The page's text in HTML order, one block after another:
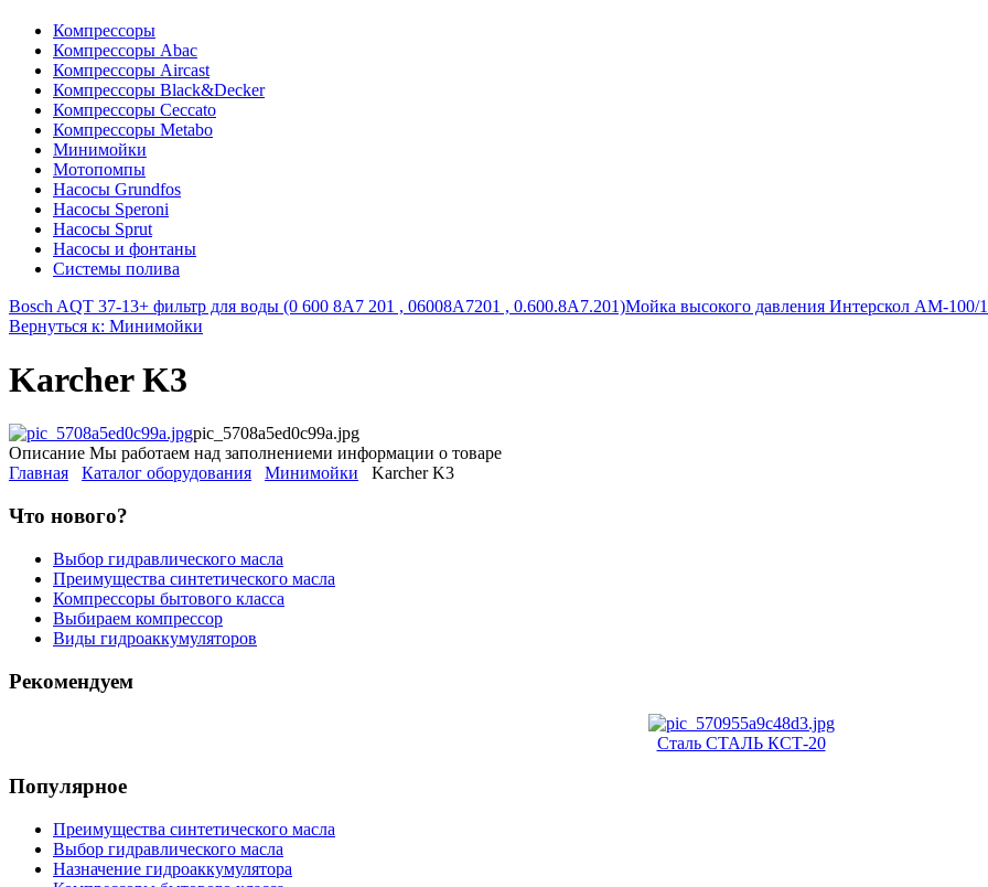
Компрессоры
Компрессоры Abac
Компрессоры Aircast
Компрессоры Black&Decker
Компрессоры Ceccato
Компрессоры Metabo
Минимойки
Мотопомпы
Насосы Grundfos
Насосы Speroni
Насосы Sprut
Насосы и фонтаны
Системы полива
Bosch AQT 37-13+ фильтр для воды (0 600 8A7 201 , 06008A7201 , 0.600.8A7.201)Мойка высокого давления Интерскол АМ-100/
Вернуться к: Минимойки
Karcher K3
pic_5708a5ed0c99a.jpg
Описание Мы работаем над заполнениеми информации о товаре
Главная
Каталог оборудования Минимойки Karcher K3
Что нового?
Выбор гидравлического масла
Преимущества синтетического масла
Компрессоры бытового класса
Выбираем компрессор
Виды гидроаккумуляторов
Рекомендуем
Сталь СТАЛЬ КСТ-20
Популярное
Преимущества синтетического масла
Выбор гидравлического масла
Назначение гидроаккумулятора